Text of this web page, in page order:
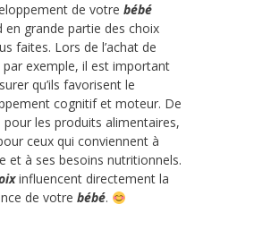
de votre bébé
en grande partie des choix
faites. Lors de l’achat de
exemple, il est important
qu’ils favorisent le
cognitif et moteur. De
les produits alimentaires,
ceux qui conviennent à
et à ses besoins nutritionnels.
influencent directement la
de votre bébé.